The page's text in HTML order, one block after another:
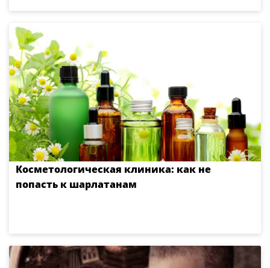
Косметологическая клиника: как не
попасть к шарлатанам